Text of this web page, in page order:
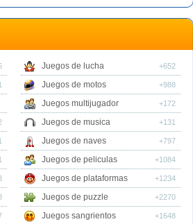
Juegos de lucha +652
Juegos de motos +988
Juegos multijugador +172
Juegos de musica +131
Juegos de naves +797
Juegos de peliculas +1084
Juegos de plataformas +1234
Juegos de puzzle +2270
Juegos sangrientos +1648